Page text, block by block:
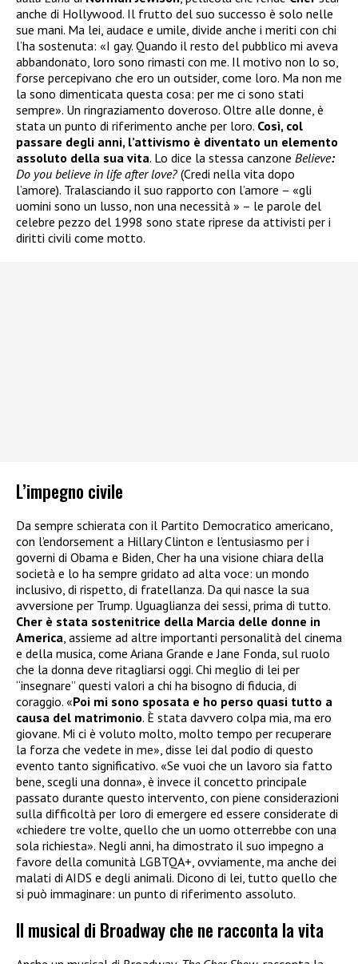
anche di Hollywood. Il frutto del suo successo è solo nelle
sue mani. Ma lei, audace e umile, divide anche i meriti con chi
l’ha sostenuta: «I gay. Quando il resto del pubblico mi aveva
abbandonato, loro sono rimasti con me. Il motivo non lo so,
forse percepivano che ero un outsider, come loro. Ma non me
la sono dimenticata questa cosa: per me ci sono stati
sempre». Un ringraziamento doveroso. Oltre alle donne, è
stata un punto di riferimento anche per loro. Così, col
passare degli anni, l’attivismo è diventato un elemento
assoluto della sua vita. Lo dice la stessa canzone Believe:
Do you believe in life after love? (Credi nella vita dopo
l’amore). Tralasciando il suo rapporto con l’amore – «gli
uomini sono un lusso, non una necessità » – le parole del
celebre pezzo del 1998 sono state riprese da attivisti per i
diritti civili come motto.
L’impegno civile
Da sempre schierata con il Partito Democratico americano,
con l’endorsement a Hillary Clinton e l’entusiasmo per i
governi di Obama e Biden, Cher ha una visione chiara della
società e lo ha sempre gridato ad alta voce: un mondo
inclusivo, di rispetto, di fratellanza. Da qui nasce la sua
avversione per Trump. Uguaglianza dei sessi, prima di tutto.
Cher è stata sostenitrice della Marcia delle donne in
America , assieme ad altre importanti personalità del cinema
e della musica, come Ariana Grande e Jane Fonda, sul ruolo
che la donna deve ritagliarsi oggi. Chi meglio di lei per
“insegnare” questi valori a chi ha bisogno di fiducia, di
coraggio. «Poi mi sono sposata e ho perso quasi tutto a
causa del matrimonio. È stata davvero colpa mia, ma ero
giovane. Mi ci è voluto molto, molto tempo per recuperare
la forza che vedete in me», disse lei dal podio di questo
evento tanto significativo. «Se vuoi che un lavoro sia fatto
bene, scegli una donna», è invece il concetto principale
passato durante questo intervento, con piene considerazioni
sulla difficoltà per loro di emergere ed essere considerate di
«chiedere tre volte, quello che un uomo otterrebbe con una
sola richiesta». Negli anni, ha dimostrato il suo impegno a
favore della comunità LGBTQA+, ovviamente, ma anche dei
malati di AIDS e degli animali. Dicono di lei, tutto quello che
si può immaginare: un punto di riferimento assoluto.
Il musical di Broadway che ne racconta la vita